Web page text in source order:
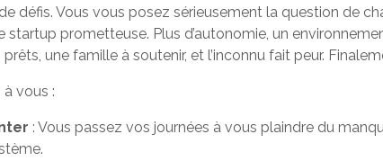
défis. Vous vous posez sérieusement la question de
startup prometteuse. Plus d’autonomie, un
une famille à soutenir, et l’inconnu fait peur.
à vous :
: Vous passez vos journées à vous plaindre du